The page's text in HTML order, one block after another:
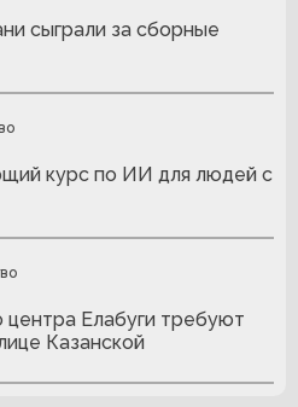
сыграли за сборные
курс по ИИ для людей с
Елабуги требуют
Казанской